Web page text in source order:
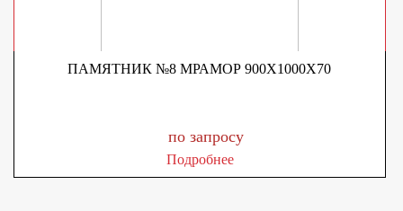
ПАМЯТНИК №8 МРАМОР 900X1000X70
по запросу
Подробнее